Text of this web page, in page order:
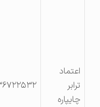
اعتماد
چایپاره
۴۴۳۶۷۲۲۵۳۲